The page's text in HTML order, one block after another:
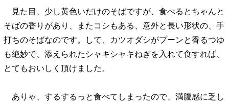
見た目、少し黄色いだけのそばですが、食べるとちゃんと
そばの香りがあり、またコシもある、意外と長い形状の、手
打ちのそばなのです。して、カツオダシがプーンと香るつゆ
も絶妙で、添えられたシャキシャキねぎを入れて食すれば、
とてもおいしく頂けました。
ありゃ、するするっと食べてしまったので、満腹感に乏し